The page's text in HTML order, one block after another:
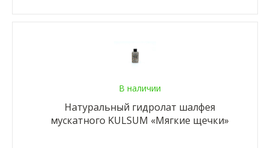
В наличии
Натуральный гидролат шалфея
мускатного KULSUM «Мягкие щечки»